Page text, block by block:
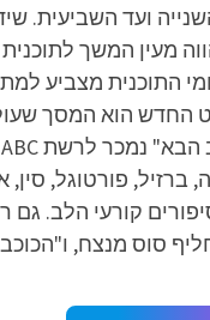
2017 היא משודרת בערוץ קשת 12.
התוכנית מצביע
החדש הוא המסך
פורטוגל, סין,
קורעי הלב.
סוס מנצח,